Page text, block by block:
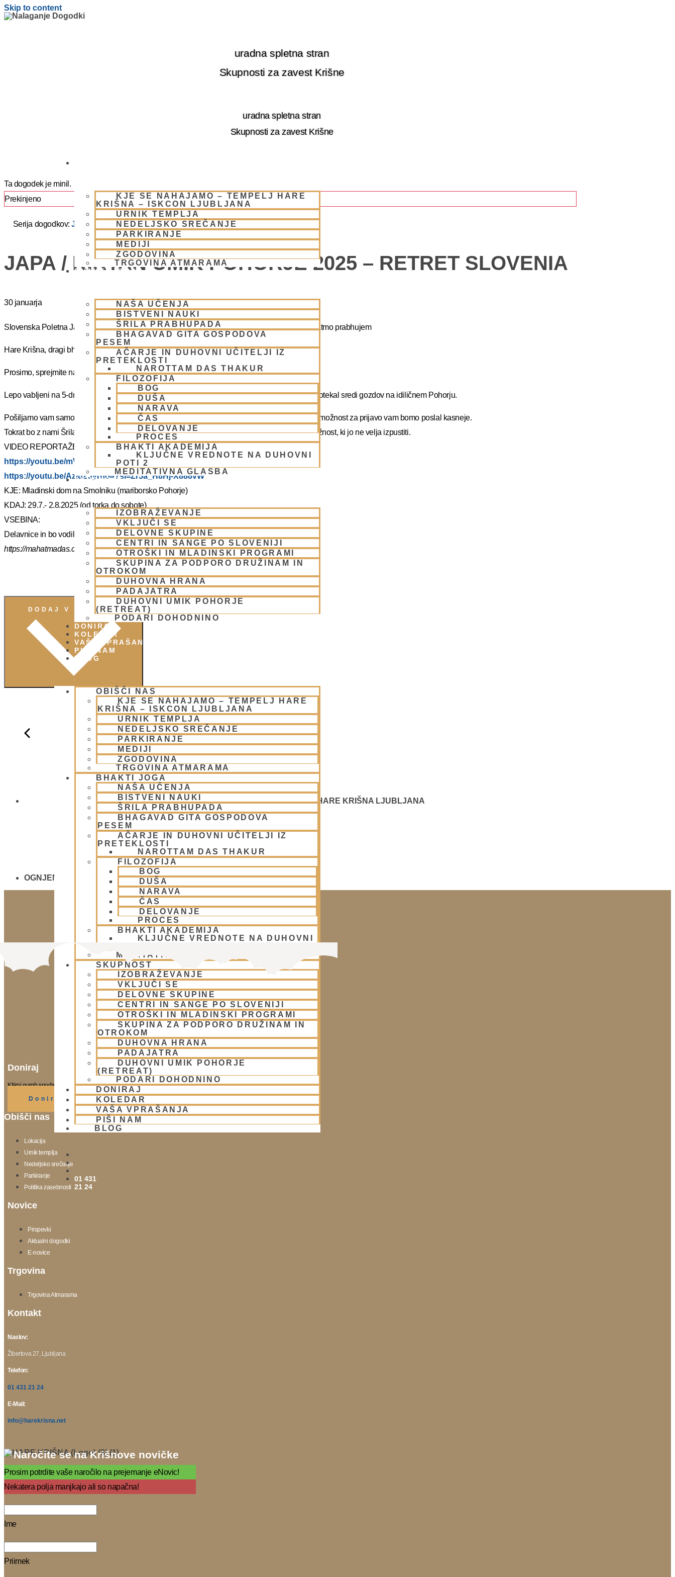
Skip to content
uradna spletna stran
Skupnosti za zavest Krišne
uradna spletna stran
Skupnosti za zavest Krišne
KJE SE NAHAJAMO – TEMPELJ HARE
KRIŠNA – ISKCON LJUBLJANA
URNIK TEMPLJA
NEDELJSKO SREČANJE
PARKIRANJE
MEDIJI
ZGODOVINA
TRGOVINA ATMARAMA
BHAKTI JOGA
NAŠA UČENJA
BISTVENI NAUKI
ŠRILA PRABHUPADA
BHAGAVAD GITA GOSPODOVA
PESEM
AČARJE IN DUHOVNI UČITELJI IZ
PRETEKLOSTI
NAROTTAM DAS THAKUR
FILOZOFIJA
BOG
DUŠA
NARAVA
ČAS
DELOVANJE
PROCES
BHAKTI AKADEMIJA
KLJUČNE VREDNOTE NA DUHOVNI
POTI 2
MEDITATIVNA GLASBA
SKUPNOST
IZOBRAŽEVANJE
VKLJUČI SE
DELOVNE SKUPINE
CENTRI IN SANGE PO SLOVENIJI
OTROŠKI IN MLADINSKI PROGRAMI
SKUPINA ZA PODPORO DRUŽINAM IN
OTROKOM
DUHOVNA HRANA
PADAJATRA
DUHOVNI UMIK POHORJE
(RETREAT)
PODARI DOHODNINO
DONIRAJ
KOLEDAR
VAŠA VPRAŠANJA
PIŠI NAM
BLOG
OBIŠČI NAS
KJE SE NAHAJAMO – TEMPELJ HARE
KRIŠNA – ISKCON LJUBLJANA
URNIK TEMPLJA
NEDELJSKO SREČANJE
PARKIRANJE
MEDIJI
ZGODOVINA
TRGOVINA ATMARAMA
BHAKTI JOGA
NAŠA UČENJA
BISTVENI NAUKI
ŠRILA PRABHUPADA
BHAGAVAD GITA GOSPODOVA
PESEM
AČARJE IN DUHOVNI UČITELJI IZ
PRETEKLOSTI
NAROTTAM DAS THAKUR
FILOZOFIJA
BOG
DUŠA
NARAVA
ČAS
DELOVANJE
PROCES
BHAKTI AKADEMIJA
KLJUČNE VREDNOTE NA DUHOVNI
MEDITATIVNA GLASBA
SKUPNOST
IZOBRAŽEVANJE
VKLJUČI SE
DELOVNE SKUPINE
CENTRI IN SANGE PO SLOVENIJI
OTROŠKI IN MLADINSKI PROGRAMI
SKUPINA ZA PODPORO DRUŽINAM IN
OTROKOM
DUHOVNA HRANA
PADAJATRA
DUHOVNI UMIK POHORJE
(RETREAT)
PODARI DOHODNINO
DONIRAJ
KOLEDAR
VAŠA VPRAŠANJA
PIŠI NAM
BLOG
01 431
21 24
Ta dogodek je minil.
Prekinjeno
Serija dogodkov:JAPA / KIRTAN UMIK POHORJE 2025 – RETRET SLOVENIA
JAPA / KIRTAN UMIK POHORJE 2025 – RETRET SLOVENIA
30 januarja
Slovenska Poletna Jatra vas vabi na DUHOVNI UMIK 2025 – »Japa duhovni umik z NM Mahatmo prabhujem
Hare Krišna, dragi bhakte!
Prosimo, sprejmite naše ponižno spoštovanje! Vsa slava Šrila Prabhupadu!
Lepo vabljeni na 5-dnevno nepozabno transcendentalno izkušnjo na DUHOVNI UMIK, ki bo potekal sredi gozdov na idiličnem Pohorju.
Pošiljamo vam samo osnovno informacijo tako da si lahko rezervirate dopust. Več podatkov in možnost za prijavo vam bomo poslal kasneje.
Tokrat bo z nami Šrila Prabhupadov učenec, duhovni učitelj NM Mahatma prabhu. Redka priložnost, ki jo ne velja izpustiti.
VIDEO REPORTAŽE IZ PREJŠNIH UMIKOV – KLIKNI 🙂
https://youtu.be/mVmx_h4mTCc?si=iYB7KXEdqz7Nz2is
https://youtu.be/AziuZJyrho4?si=Zr5a_H8Hj-X888vW
KJE: Mladinski dom na Smolniku (mariborsko Pohorje)
KDAJ: 29.7.- 2.8.2025 (od torka do sobote)
VSEBINA:
Delavnice in bo vodil, Šrila Prabhupadov učenec NM Mahatma prabhu
https://mahatmadas.com
NEDELJSKO SREČANJE - CENTER HARE KRIŠNA LJUBLJANA
OGNJENO ŽRTVOVANJE - NARASIMHA JAGJA - VSAKO SOBOTO
Doniraj
Klikni gumb spodaj.
Doniraj
Obišči nas
Lokacija
Urnik templja
Nedeljsko srečanje
Parkiranje
Politika zasebnosti
Novice
Prispevki
Aktualni dogodki
E-novice
Trgovina
Trgovina Atmarama
Kontakt
Naslov:
Žibertova 27, Ljubljana
Telefon:
01 431 21 24
E-Mail:
info@harekrisna.net
Naročite se na Krišnove novičke
Prosim potrdite vaše naročilo na prejemanje eNovic!
Nekatera polja manjkajo ali so napačna!
Ime
Priimek